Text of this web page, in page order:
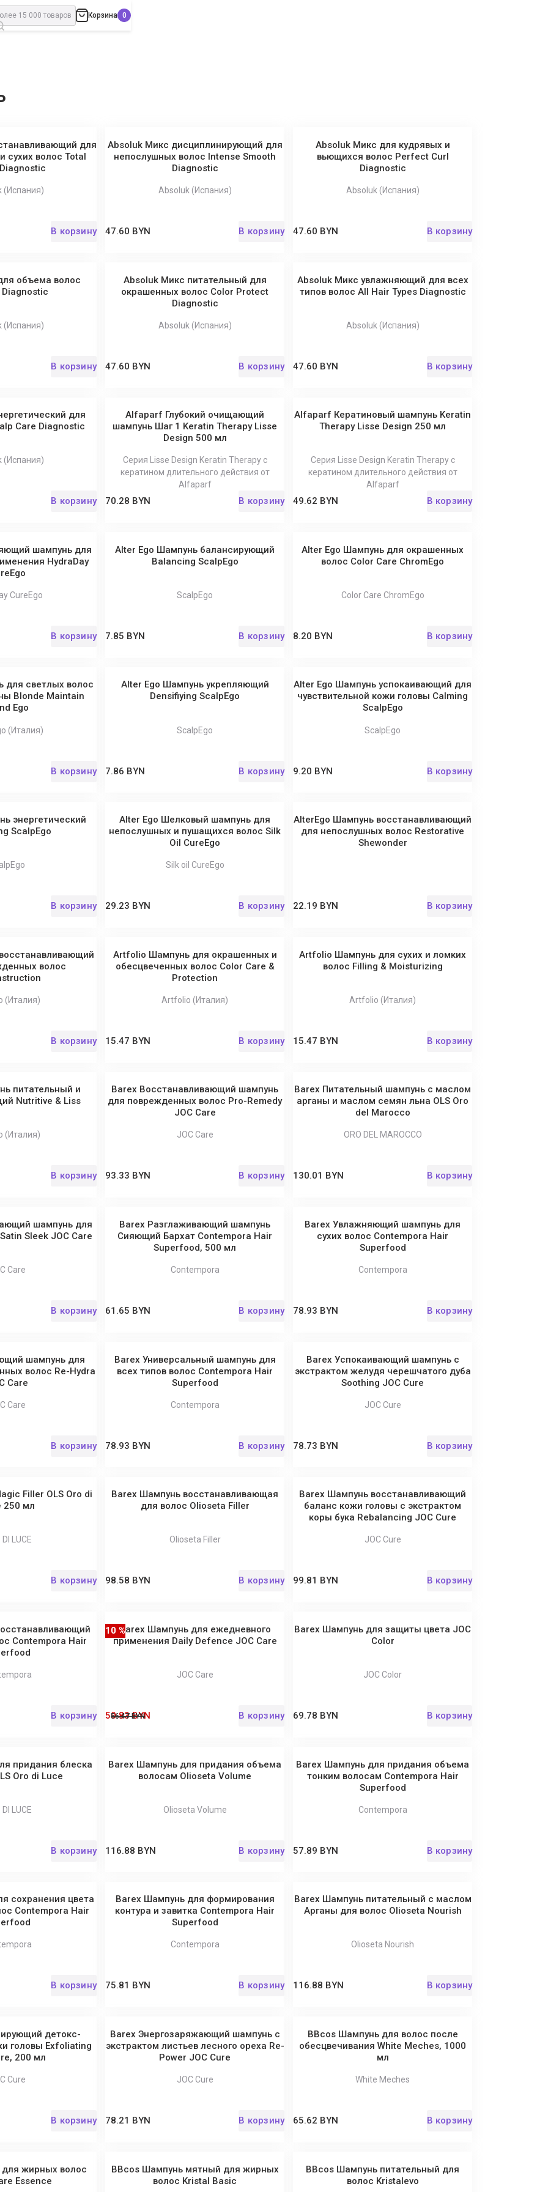
Корзина
для
сухих волос Total
(Испания)
В корзину
Absoluk Микс дисциплинирующий для
непослушных волос Intense Smooth
Diagnostic
Absoluk (Испания)
47.60 BYN В корзину
Absoluk Микс для кудрявых и
вьющихся волос Perfect Curl
Diagnostic
Absoluk (Испания)
47.60 BYN В корзину
объема волос
(Испания)
В корзину
Absoluk Микс питательный для
окрашенных волос Color Protect
Diagnostic
Absoluk (Испания)
47.60 BYN В корзину
Absoluk Микс увлажняющий для всех
типов волос All Hair Types Diagnostic
Absoluk (Испания)
47.60 BYN В корзину
для
Care Diagnostic
(Испания)
В корзину
Alfaparf Глубокий очищающий
шампунь Шаг 1 Keratin Therapy Lisse
Design 500 мл
Серия Lisse Design Keratin Therapy с
кератином длительного действия от
Alfaparf
70.28 BYN В корзину
Alfaparf Кератиновый шампунь Keratin
Therapy Lisse Design 250 мл
Серия Lisse Design Keratin Therapy с
кератином длительного действия от
Alfaparf
49.62 BYN В корзину
шампунь для
HydraDay
CureEgo
В корзину
Alter Ego Шампунь балансирующий
Balancing ScalpEgo
ScalpEgo
7.85 BYN В корзину
Alter Ego Шампунь для окрашенных
волос Color Care ChromEgo
Color Care ChromEgo
8.20 BYN В корзину
для светлых волос
Blonde Maintain
Ego
(Италия)
В корзину
Alter Ego Шампунь укрепляющий
Densifiying ScalpEgo
ScalpEgo
7.86 BYN В корзину
Alter Ego Шампунь успокаивающий для
чувствительной кожи головы Calming
ScalpEgo
ScalpEgo
9.20 BYN В корзину
энергетический
ScalpEgo
В корзину
Alter Ego Шелковый шампунь для
непослушных и пушащихся волос Silk
Oil CureEgo
Silk oil CureEgo
29.23 BYN В корзину
AlterEgo Шампунь восстанавливающий
для непослушных волос Restorative
Shewonder
22.19 BYN В корзину
волос
(Италия)
В корзину
Artfolio Шампунь для окрашенных и
обесцвеченных волос Color Care &
Protection
Artfolio (Италия)
15.47 BYN В корзину
Artfolio Шампунь для сухих и ломких
волос Filling & Moisturizing
Artfolio (Италия)
15.47 BYN В корзину
питательный и
Nutritive & Liss
(Италия)
В корзину
Barex Восстанавливающий шампунь
для поврежденных волос Pro-Remedy
JOC Care
JOC Care
93.33 BYN В корзину
Barex Питательный шампунь с маслом
арганы и маслом семян льна OLS Oro
del Marocco
ORO DEL MAROCCO
130.01 BYN В корзину
шампунь для
Sleek JOC Care
Care
В корзину
Barex Разглаживающий шампунь
Сияющий Бархат Contempora Hair
Superfood, 500 мл
Contempora
61.65 BYN В корзину
Barex Увлажняющий шампунь для
сухих волос Contempora Hair
Superfood
Contempora
78.93 BYN В корзину
шампунь для
волос Re-Hydra
Care
Care
В корзину
Barex Универсальный шампунь для
всех типов волос Contempora Hair
Superfood
Contempora
78.93 BYN В корзину
Barex Успокаивающий шампунь с
экстрактом желудя черешчатого дуба
Soothing JOC Cure
JOC Cure
78.73 BYN В корзину
Filler OLS Oro di
250 мл
DI LUCE
В корзину
Barex Шампунь восстанавливающая
для волос Olioseta Filler
Olioseta Filler
98.58 BYN В корзину
Barex Шампунь восстанавливающий
баланс кожи головы с экстрактом
коры бука Rebalancing JOC Cure
JOC Cure
99.81 BYN В корзину
Contempora Hair
В корзину
Barex Шампунь для ежедневного
применения Daily Defence JOC Care
10 %
JOC Care
56.47 BYN
50.83 BYN В корзину
Barex Шампунь для защиты цвета JOC
Color
JOC Color
69.78 BYN В корзину
придания блеска
Oro di Luce
DI LUCE
В корзину
Barex Шампунь для придания объема
волосам Olioseta Volume
Olioseta Volume
116.88 BYN В корзину
Barex Шампунь для придания объема
тонким волосам Contempora Hair
Superfood
Contempora
57.89 BYN В корзину
сохранения цвета
Contempora Hair
В корзину
Barex Шампунь для формирования
контура и завитка Contempora Hair
Superfood
Contempora
75.81 BYN В корзину
Barex Шампунь питательный с маслом
Арганы для волос Olioseta Nourish
Olioseta Nourish
116.88 BYN В корзину
детокс-
головы Exfoliating
200 мл
Cure
В корзину
Barex Энергозаряжающий шампунь с
экстрактом листьев лесного ореха Re-
Power JOC Cure
JOC Cure
78.21 BYN В корзину
BBcos Шампунь для волос после
обесцвечивания White Meches, 1000
мл
White Meches
65.62 BYN В корзину
жирных волос
Essence
BBcos Шампунь мятный для жирных
волос Kristal Basic
BBcos Шампунь питательный для
волос Kristalevo